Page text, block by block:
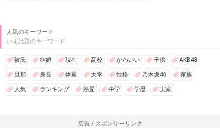
人気のキーワード
いま話題のキーワード
彼氏 結婚 現在 高校 かわいい 子供 AKB48
旦那 身長 体重 大学 性格 乃木坂46 家族
人気 ランキング 熱愛 中学 学歴 実家
広告 / スポンサーリンク